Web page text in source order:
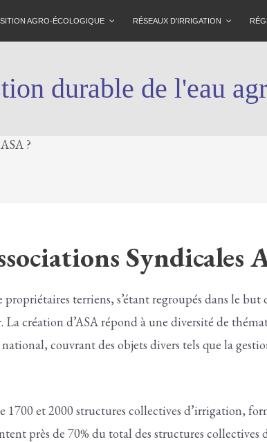
AGRO-ÉCOLOGIQUE RÉSEAUX D’IRRIGATION
durable de l'eau
?
Syndicales
terriens, s’étant regroupés dans le
création d’ASA répond à une diversité de
couvrant des objets divers tels que la
1700 et 2000 structures collectives d’irrigation,
près de 70% du total des structures